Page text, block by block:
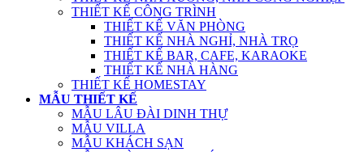
THIẾT KẾ CÔNG TRÌNH
THIẾT KẾ VĂN PHÒNG
THIẾT KẾ NHÀ NGHỈ, NHÀ TRỌ
THIẾT KẾ BAR, CAFE, KARAOKE
THIẾT KẾ NHÀ HÀNG
THIẾT KẾ HOMESTAY
MẪU THIẾT KẾ
MẪU LÂU ĐÀI DINH THỰ
MẪU VILLA
MẪU KHÁCH SẠN